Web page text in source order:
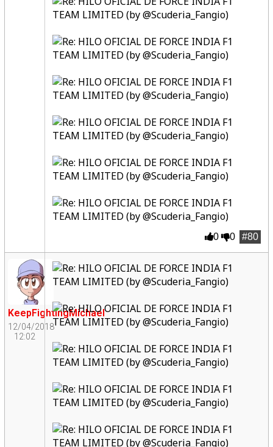
#80
0 0
KeepFightingMichael
12/04/2018
12:02